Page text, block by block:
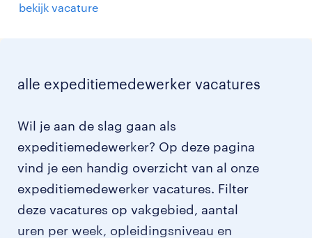
bekijk vacature
alle expeditiemedewerker vacatures
Wil je aan de slag gaan als
expeditiemedewerker? Op deze pagina
vind je een handig overzicht van al onze
expeditiemedewerker vacatures. Filter
deze vacatures op vakgebied, aantal
uren per week, opleidingsniveau en